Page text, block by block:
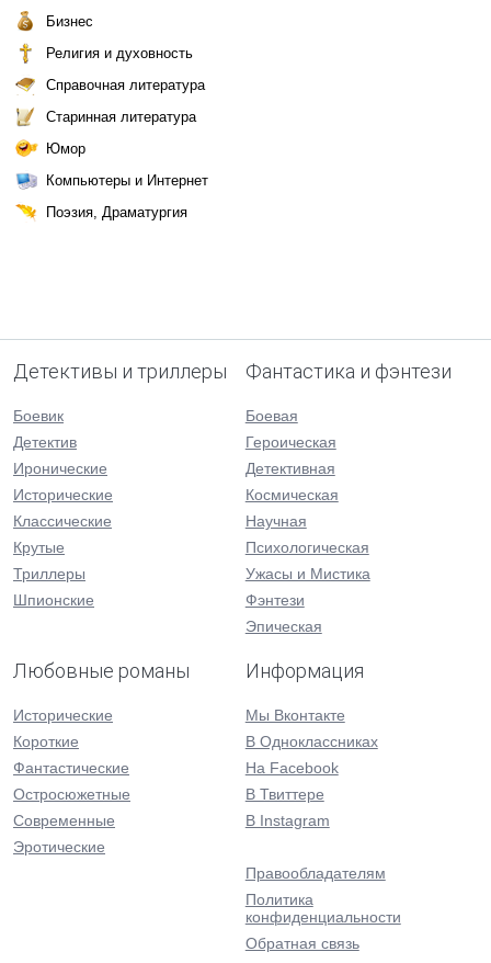
Бизнес
Религия и духовность
Справочная литература
Старинная литература
Юмор
Компьютеры и Интернет
Поэзия, Драматургия
Детективы и триллеры
Боевик
Детектив
Иронические
Исторические
Классические
Крутые
Триллеры
Шпионские
Фантастика и фэнтези
Боевая
Героическая
Детективная
Космическая
Научная
Психологическая
Ужасы и Мистика
Фэнтези
Эпическая
Любовные романы
Исторические
Короткие
Фантастические
Остросюжетные
Современные
Эротические
Информация
Мы Вконтакте
В Одноклассниках
На Facebook
В Твиттере
В Instagram
Правообладателям
Политика
конфиденциальности
Обратная связь